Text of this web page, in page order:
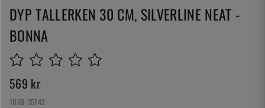
DYP TALLERKEN 30 CM, SILVERLINE NEAT -
BONNA
569 kr
1069-35142